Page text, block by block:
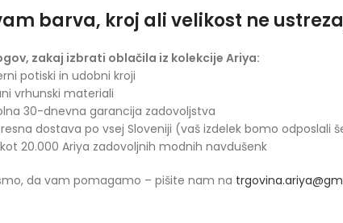
barva, kroj ali velikost ne
zakaj izbrati oblačila iz kolekcije Ariya:
potiski in udobni kroji
vrhunski materiali
30-dnevna garancija zadovoljstva
dostava po vsej Sloveniji (vaš izdelek bomo odposlali
20.000 Ariya zadovoljnih modnih navdušenk
da vam pomagamo – pišite nam na